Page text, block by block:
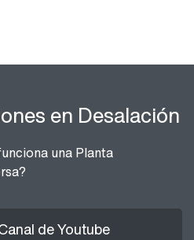
en Desalación
una Planta
de Youtube